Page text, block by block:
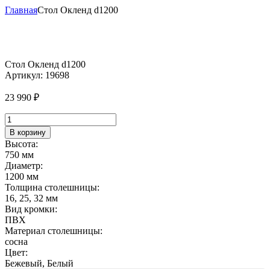
ГлавнаяСтол Окленд d1200
Стол Окленд d1200
Артикул: 19698
23 990 ₽
Количество
товара
Стол
Окленд
d1200
В корзину
Высота:
750 мм
Диаметр:
1200 мм
Толщина столешницы:
16, 25, 32 мм
Вид кромки:
ПВХ
Материал столешницы:
сосна
Цвет:
Бежевый, Белый